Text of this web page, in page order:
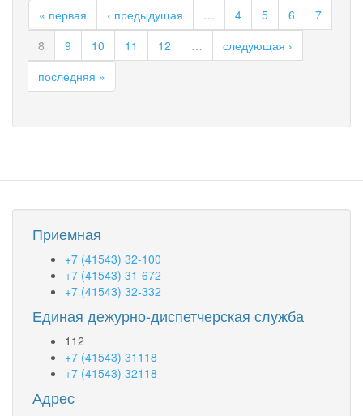
« первая ‹ предыдущая … 4 5 6
7
8
9 10 11 12 …
следующая ›
последняя »
Приемная
+7 (41543) 32-100
+7 (41543) 31-672
+7 (41543) 32-332
Единая дежурно-диспетчерская служба
112
+7 (41543) 31118
+7 (41543) 32118
Адрес